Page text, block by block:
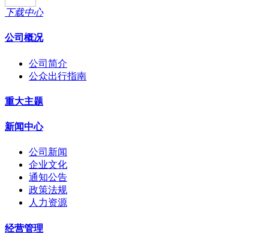
下载中心
公司概况
公司简介
公众出行指南
重大主题
新闻中心
公司新闻
企业文化
通知公告
政策法规
人力资源
经营管理